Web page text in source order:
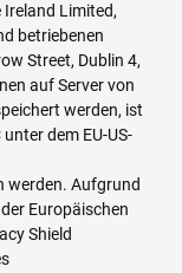
Ireland Limited,
betriebenen
Street, Dublin 4,
auf Server von
werden, ist
dem EU-US-
werden. Aufgrund
Europäischen
Shield